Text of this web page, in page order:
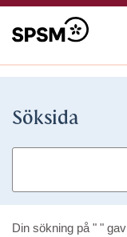
Söksida
Din sökning på " " gav